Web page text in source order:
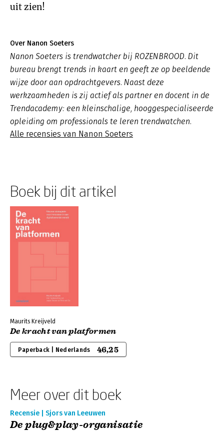
uit zien!
Over Nanon Soeters
Nanon Soeters is trendwatcher bij ROZENBROOD. Dit
bureau brengt trends in kaart en geeft ze op beeldende
wijze door aan opdrachtgevers. Naast deze
werkzaamheden is zij actief als partner en docent in de
Trendacademy: een kleinschalige, hooggespecialiseerde
opleiding om professionals te leren trendwatchen.
Alle recensies van Nanon Soeters
Boek bij dit artikel
Maurits Kreijveld
De kracht van platformen
Paperback | Nederlands 46,25
Meer over dit boek
Recensie | Sjors van Leeuwen
De plug&play-organisatie